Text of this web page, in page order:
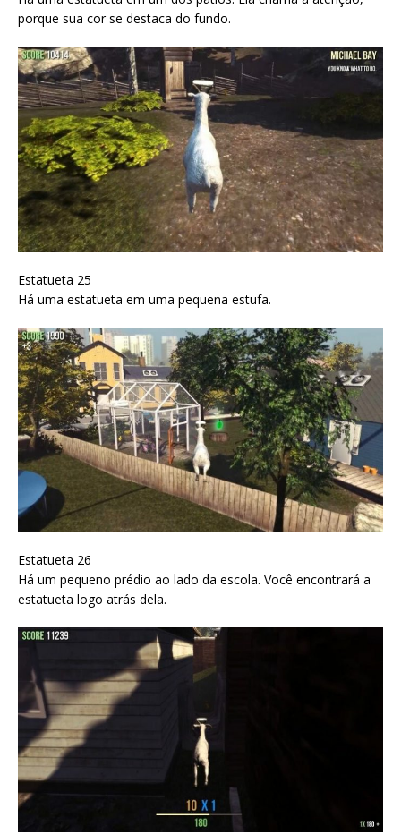
porque sua cor se destaca do fundo.
Estatueta 25
Há uma estatueta em uma pequena estufa.
Estatueta 26
Há um pequeno prédio ao lado da escola. Você encontrará a
estatueta logo atrás dela.